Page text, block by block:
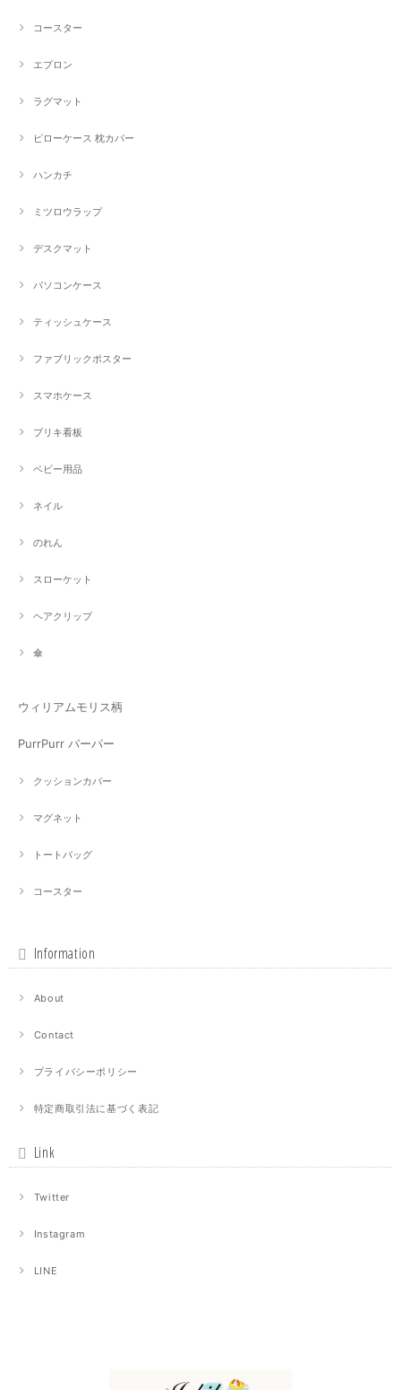
コースター
エプロン
ラグマット
ピローケース 枕カバー
ハンカチ
ミツロウラップ
デスクマット
パソコンケース
ティッシュケース
ファブリックポスター
スマホケース
ブリキ看板
ベビー用品
ネイル
のれん
スローケット
ヘアクリップ
傘
ウィリアムモリス柄
PurrPurr パーパー
クッションカバー
マグネット
トートバッグ
コースター
Information
About
Contact
プライバシーポリシー
特定商取引法に基づく表記
Link
Twitter
Instagram
LINE